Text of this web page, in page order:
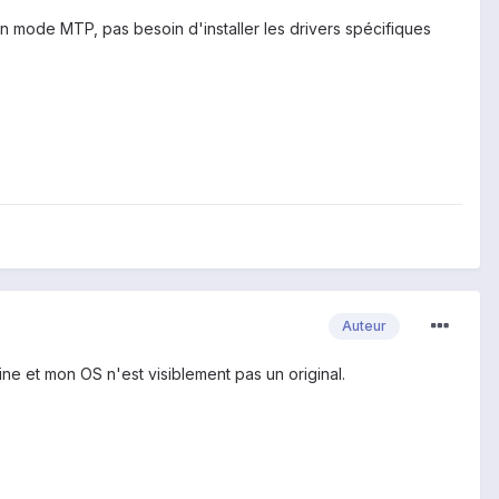
mode MTP, pas besoin d'installer les drivers spécifiques
Auteur
et mon OS n'est visiblement pas un original.